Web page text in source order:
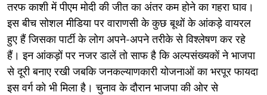
तरफ काशी में पीएम मोदी की जीत का अंतर कम होने का गहरा घाव।
इस बीच सोशल मीडिया पर वाराणसी के कुछ बूथों के आंकड़े वायरल
हुए हैं जिसका पार्टी के लोग अपने-अपने तरीके से विश्लेषण कर रहे
हैं। इन आंकड़ों पर नजर डालें तो साफ है कि अल्पसंख्यकों ने भाजपा
से दूरी बनाए रखी जबकि जनकल्याणकारी योजनाओं का भरपूर फायदा
इस वर्ग को भी मिला है। चुनाव के दौरान भाजपा की ओर से